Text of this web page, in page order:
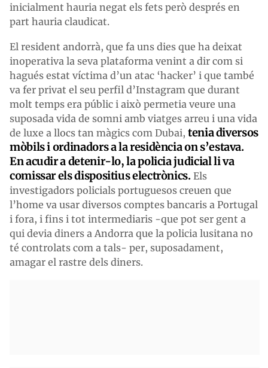
inicialment hauria negat els fets però després en
part hauria claudicat.
El resident andorrà, que fa uns dies que ha deixat
inoperativa la seva plataforma venint a dir com si
hagués estat víctima d’un atac ‘hacker’ i que també
va fer privat el seu perfil d’Instagram que durant
molt temps era públic i això permetia veure una
suposada vida de somni amb viatges arreu i una vida
de luxe a llocs tan màgics com Dubai, tenia diversos
mòbils i ordinadors a la residència on s’estava.
En acudir a detenir-lo, la policia judicial li va
comissar els dispositius electrònics.Els
investigadors policials portuguesos creuen que
l’home va usar diversos comptes bancaris a Portugal
i fora, i fins i tot intermediaris -que pot ser gent a
qui devia diners a Andorra que la policia lusitana no
té controlats com a tals- per, suposadament,
amagar el rastre dels diners.